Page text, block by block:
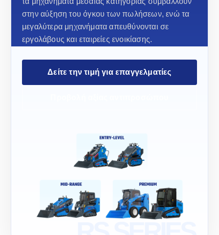
στην αύξηση του όγκου των πωλήσεων, ενώ τα
μεγαλύτερα μηχανήματα απευθύνονται σε
εργολάβους και εταιρείες ενοικίασης.
Δείτε την τιμή για επαγγελματίες